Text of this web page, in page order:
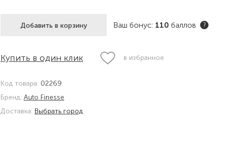
Добавить в корзину Ваш бонус: 110 баллов ?
Купить в один клик в избранное
Код товара: 02269
Бренд: Auto Finesse
Доставка: Выбрать город